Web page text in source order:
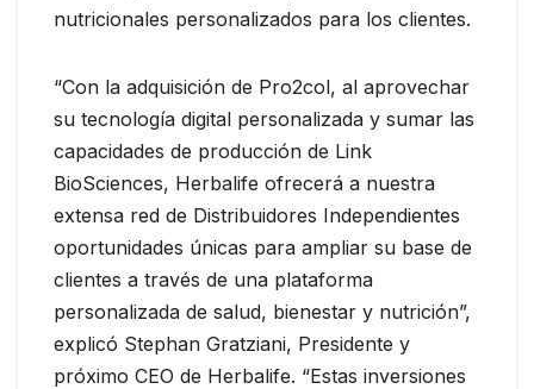
nutricionales personalizados para los clientes.
“Con la adquisición de Pro2col, al aprovechar
su tecnología digital personalizada y sumar las
capacidades de producción de Link
BioSciences, Herbalife ofrecerá a nuestra
extensa red de Distribuidores Independientes
oportunidades únicas para ampliar su base de
clientes a través de una plataforma
personalizada de salud, bienestar y nutrición”,
explicó Stephan Gratziani, Presidente y
próximo CEO de Herbalife. “Estas inversiones